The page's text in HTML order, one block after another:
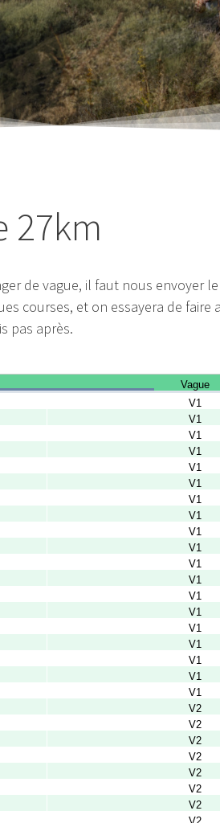
27km
de vague, il faut nous envoyer
courses, et on essayera de faire
pas après.